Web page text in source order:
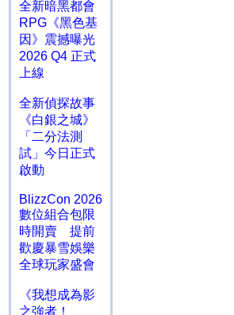
全新暗黑都會
RPG《黑色基
因》震撼曝光
2026 Q4 正式
上線
全新偵探故事
《白銀之城》
「二分法測
試」今日正式
啟動
BlizzCon 2026
數位組合包限
時開賣 提前
歡慶暴雪娛樂
全球玩家盛會
《我想成為影
之強者！